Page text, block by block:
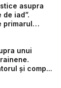
asupra
de iad”.
primarul
unui
și comp...